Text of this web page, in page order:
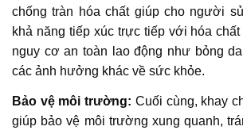
chống tràn hóa chất giúp cho người
khả năng tiếp xúc trực tiếp với hóa
nguy cơ an toàn lao động như bỏng
các ảnh hưởng khác về sức khỏe.
Bảo vệ môi trường: Cuối cùng, khay
giúp bảo vệ môi trường xung quanh,